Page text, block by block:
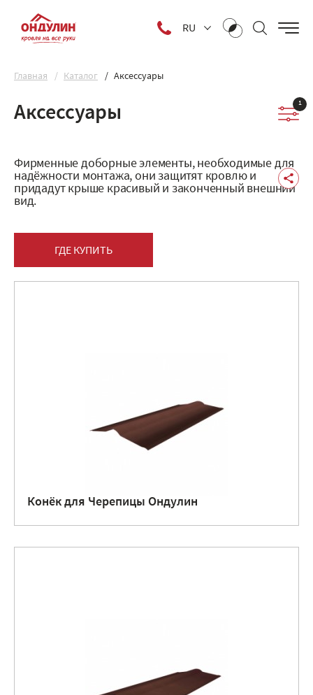
RU
Главная Каталог Аксессуары
Аксессуары 1
Фирменные доборные элементы, необходимые для
надёжности монтажа, они защитят кровлю и
придадут крыше красивый и законченный внешний
вид.
ГДЕ КУПИТЬ
Конёк для Черепицы Ондулин